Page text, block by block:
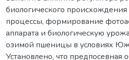
биологического
процессы, формирование
аппарата и биологическую
озимой пшеницы в условиях
Установлено, что предпосевная